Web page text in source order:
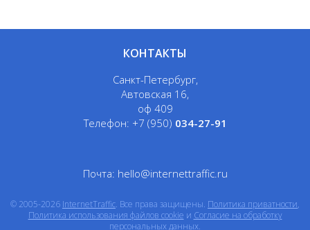
КОНТАКТЫ
Санкт-Петербург,
Автовская 16,
оф 409
Телефон: +7 (950) 034-27-91
Почта: hello@internettraffic.ru
© 2005-2026 InternetTraffic. Все права защищены. Политика приватности,
Политика использования файлов cookie и Согласие на обработку
персональных данных.